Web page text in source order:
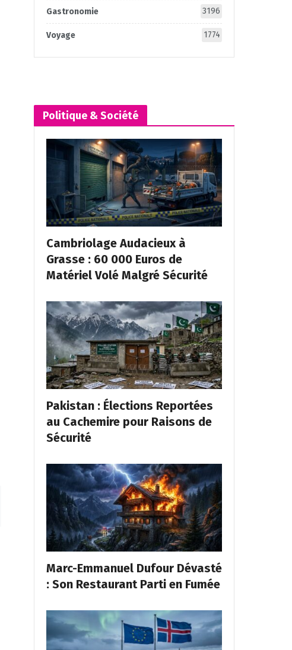
Gastronomie 3196
Voyage 1774
Politique & Société
Cambriolage Audacieux à
Grasse : 60 000 Euros de
Matériel Volé Malgré Sécurité
Pakistan : Élections Reportées
au Cachemire pour Raisons de
Sécurité
Marc-Emmanuel Dufour Dévasté
: Son Restaurant Parti en Fumée